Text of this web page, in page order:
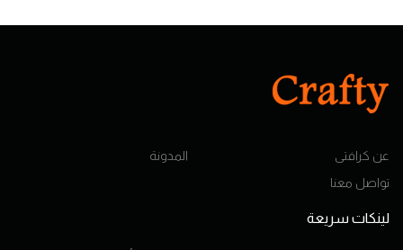
عن كرافتى
المدونة
تواصل معنا
لينكات سريعة